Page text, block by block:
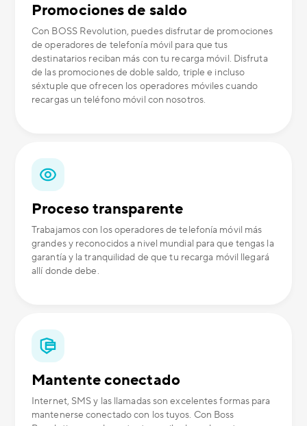
Promociones de saldo
Con BOSS Revolution, puedes disfrutar de promociones
de operadores de telefonía móvil para que tus
destinatarios reciban más con tu recarga móvil. Disfruta
de las promociones de doble saldo, triple e incluso
séxtuple que ofrecen los operadores móviles cuando
recargas un teléfono móvil con nosotros.
Proceso transparente
Trabajamos con los operadores de telefonía móvil más
grandes y reconocidos a nivel mundial para que tengas la
garantía y la tranquilidad de que tu recarga móvil llegará
allí donde debe.
Mantente conectado
Internet, SMS y las llamadas son excelentes formas para
mantenerse conectado con los tuyos. Con Boss